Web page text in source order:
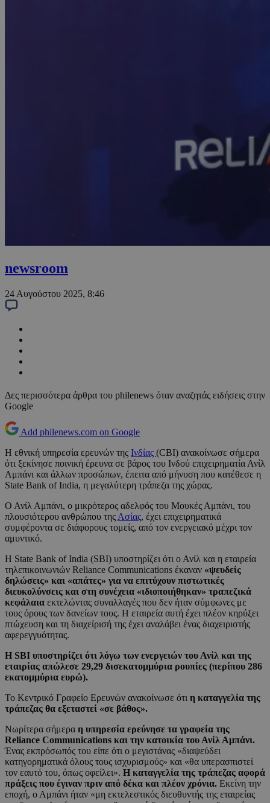
newsroom
24 Αυγούστου 2025, 8:46
Δες περισσότερα άρθρα του philenews όταν αναζητάς ειδήσεις στην
Google
Add philenews.com on Google
Η εθνική υπηρεσία ερευνών της Ινδίας (CBI) ανακοίνωσε σήμερα
ότι ξεκίνησε ποινική έρευνα σε βάρος του Ινδού επιχειρηματία Ανίλ
Αμπάνι και άλλων προσώπων, έπειτα από μήνυση που κατέθεσε η
State Bank of India, η μεγαλύτερη τράπεζα της χώρας.
Ο Ανίλ Αμπάνι, ο μικρότερος αδελφός του Μουκές Αμπάνι, του
πλουσιότερου ανθρώπου της Ασίας, έχει επιχειρηματικά
συμφέροντα σε διάφορους τομείς, από τον ενεργειακό μέχρι τον
αμυντικό.
Η State Bank of India (SBI) υποστηρίζει ότι ο Ανίλ και η εταιρεία
τηλεπικοινωνιών Reliance Communications έκαναν «ψευδείς
δηλώσεις» και «απάτες» για να επιτύχουν πιστωτικές
διευκολύνσεις και στη συνέχεια «ιδιοποιήθηκαν» τραπεζικά
κεφάλαια εκτελώντας συναλλαγές που δεν ήταν σύμφωνες με
τους όρους των δανείων τους. Η εταιρεία αυτή έχει πλέον κηρύξει
πτώχευση και τη διαχείρισή της έχει αναλάβει ένας διαχειριστής
αφερεγγυότητας.
Η SBI υποστηρίζει ότι λόγω των ενεργειών του Ανίλ και της
εταιρίας απώλεσε 29,29 δισεκατομμύρια ρουπίες (περίπου 286
εκατομμύρια ευρώ).
Το Κεντρικό Γραφείο Ερευνών ανακοίνωσε ότι η καταγγελία της
τράπεζας θα εξεταστεί «σε βάθος».
Νωρίτερα σήμερα η υπηρεσία ερεύνησε τα γραφεία της
Reliance Communications και την κατοικία του Ανίλ Αμπάνι.
Ένας εκπρόσωπός του είπε ότι ο μεγιστάνας «διαψεύδει
κατηγορηματικά όλους τους ισχυρισμούς» και «θα υπερασπιστεί
τον εαυτό του, όπως οφείλει». Η καταγγελία της τράπεζας αφορά
πράξεις που έγιναν πριν από δέκα και πλέον χρόνια. Εκείνη την
εποχή, ο Αμπάνι ήταν «μη εκτελεστικός διευθυντής της εταιρείας